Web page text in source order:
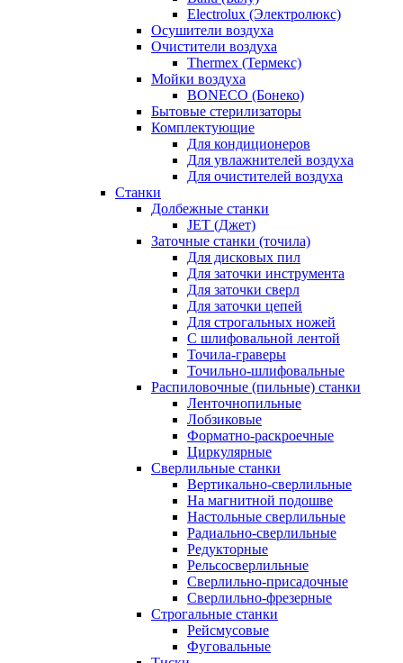
Electrolux (Электролюкс)
Осушители воздуха
Очистители воздуха
Thermex (Термекс)
Мойки воздуха
BONECO (Бонеко)
Бытовые стерилизаторы
Комплектующие
Для кондиционеров
Для увлажнителей воздуха
Для очистителей воздуха
Станки
Долбежные станки
JET (Джет)
Заточные станки (точила)
Для дисковых пил
Для заточки инструмента
Для заточки сверл
Для заточки цепей
Для строгальных ножей
С шлифовальной лентой
Точила-граверы
Точильно-шлифовальные
Распиловочные (пильные) станки
Ленточнопильные
Лобзиковые
Форматно-раскроечные
Циркулярные
Сверлильные станки
Вертикально-сверлильные
На магнитной подошве
Настольные сверлильные
Радиально-сверлильные
Редукторные
Рельсосверлильные
Сверлильно-присадочные
Сверлильно-фрезерные
Строгальные станки
Рейсмусовые
Фуговальные